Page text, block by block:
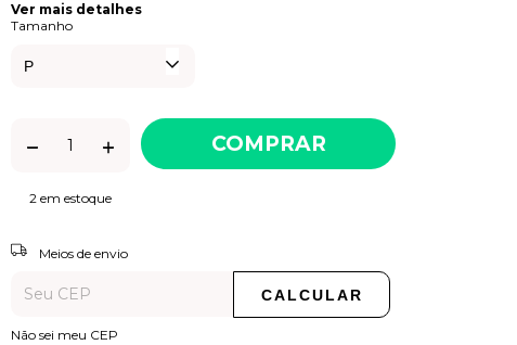
Ver mais detalhes
Tamanho
2 em estoque
Entregas para o CEP:
Meios de envio
CALCULAR
Não sei meu CEP